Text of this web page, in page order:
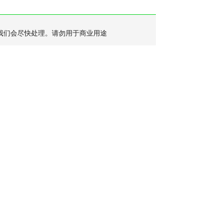
会尽快处理。请勿用于商业用途